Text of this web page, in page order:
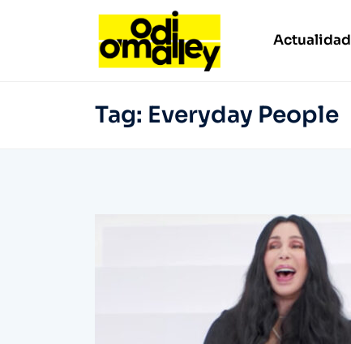
Actualidad
Tag: Everyday People